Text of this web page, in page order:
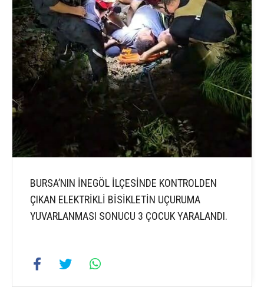
BURSA’NIN İNEGÖL İLÇESİNDE KONTROLDEN
ÇIKAN ELEKTRİKLİ BİSİKLETİN UÇURUMA
YUVARLANMASI SONUCU 3 ÇOCUK YARALANDI.